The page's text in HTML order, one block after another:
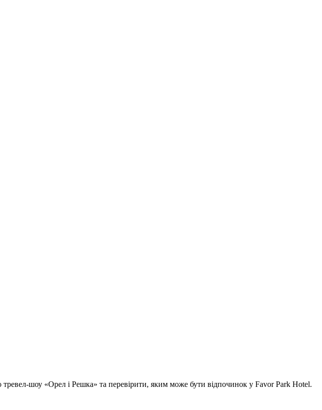
шоу «Орел і Решка» та перевірити, яким може бути відпочинок у Favor Park Hotel.